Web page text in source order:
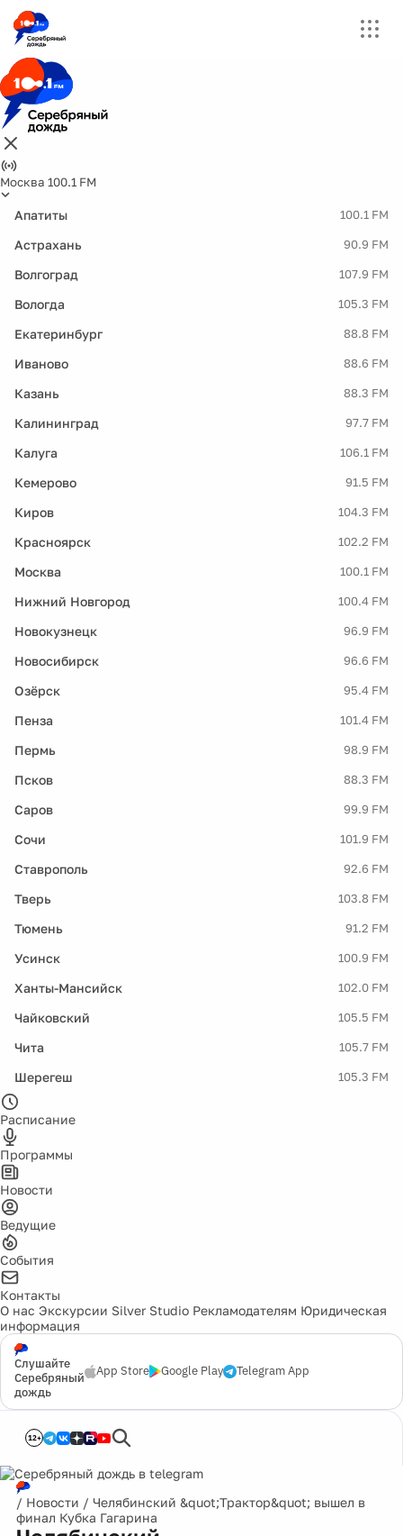
Москва 100.1 FM
Апатиты 100.1 FM
Астрахань 90.9 FM
Волгоград 107.9 FM
Вологда 105.3 FM
Екатеринбург 88.8 FM
Иваново 88.6 FM
Казань 88.3 FM
Калининград 97.7 FM
Калуга 106.1 FM
Кемерово 91.5 FM
Киров 104.3 FM
Красноярск 102.2 FM
Москва 100.1 FM
Нижний Новгород 100.4 FM
Новокузнецк 96.9 FM
Новосибирск 96.6 FM
Озёрск 95.4 FM
Пенза 101.4 FM
Пермь 98.9 FM
Псков 88.3 FM
Саров 99.9 FM
Сочи 101.9 FM
Ставрополь 92.6 FM
Тверь 103.8 FM
Тюмень 91.2 FM
Усинск 100.9 FM
Ханты-Мансийск 102.0 FM
Чайковский 105.5 FM
Чита 105.7 FM
Шерегеш 105.3 FM
Расписание
Программы
Новости
Ведущие
События
Контакты
О нас Экскурсии Silver Studio Рекламодателям Юридическая
информация
Слушайте
Серебряный
дождь
App Store Google Play Telegram App
12+
/ Новости / Челябинский &quot;Трактор&quot; вышел в
финал Кубка Гагарина